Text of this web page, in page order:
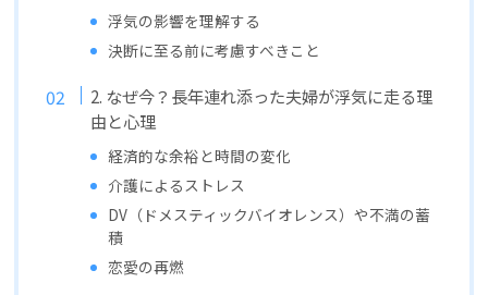
浮気の影響を理解する
決断に至る前に考慮すべきこと
2. なぜ今？長年連れ添った夫婦が浮気に走る理
由と心理
経済的な余裕と時間の変化
介護によるストレス
DV（ドメスティックバイオレンス）や不満の蓄
積
恋愛の再燃